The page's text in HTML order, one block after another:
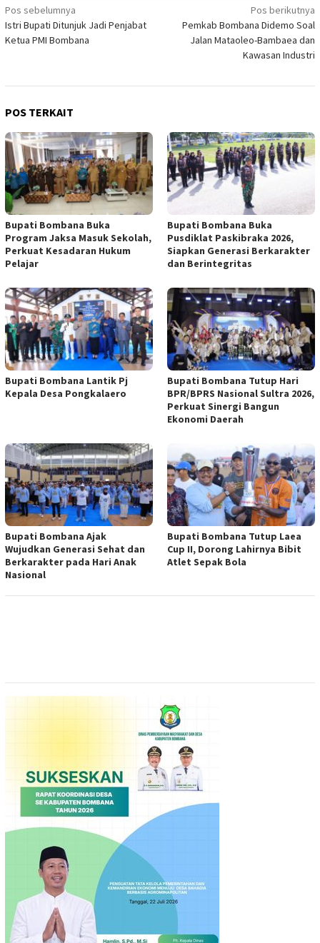
Navigasi
pos
Pos sebelumnya
Istri Bupati Ditunjuk Jadi Penjabat
Ketua PMI Bombana
Pos berikutnya
Pemkab Bombana Didemo Soal
Jalan Mataoleo-Bambaea dan
Kawasan Industri
POS TERKAIT
Bupati Bombana Buka
Program Jaksa Masuk Sekolah,
Perkuat Kesadaran Hukum
Pelajar
Bupati Bombana Buka
Pusdiklat Paskibraka 2026,
Siapkan Generasi Berkarakter
dan Berintegritas
Bupati Bombana Lantik Pj
Kepala Desa Pongkalaero
Bupati Bombana Tutup Hari
BPR/BPRS Nasional Sultra 2026,
Perkuat Sinergi Bangun
Ekonomi Daerah
Bupati Bombana Ajak
Wujudkan Generasi Sehat dan
Berkarakter pada Hari Anak
Nasional
Bupati Bombana Tutup Laea
Cup II, Dorong Lahirnya Bibit
Atlet Sepak Bola